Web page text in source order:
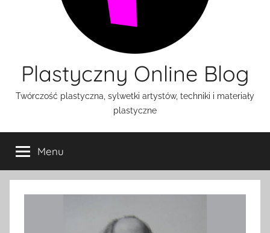
Plastyczny Online Blog
Twórczość plastyczna, sylwetki artystów, techniki i materiały
plastyczne
Menu